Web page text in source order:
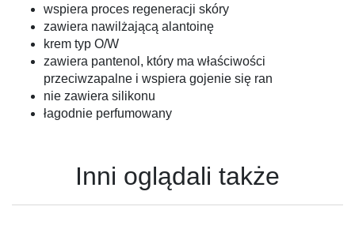
wspiera proces regeneracji skóry
zawiera nawilżającą alantoinę
krem typ O/W
zawiera pantenol, który ma właściwości
przeciwzapalne i wspiera gojenie się ran
nie zawiera silikonu
łagodnie perfumowany
Inni oglądali także